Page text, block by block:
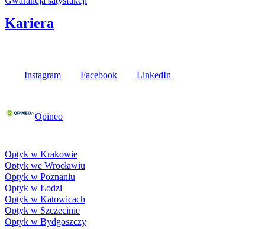
Kariera
Instagram Facebook LinkedIn
Opineo
Optyk w Krakowie
Optyk we Wrocławiu
Optyk w Poznaniu
Optyk w Łodzi
Optyk w Katowicach
Optyk w Szczecinie
Optyk w Bydgoszczy